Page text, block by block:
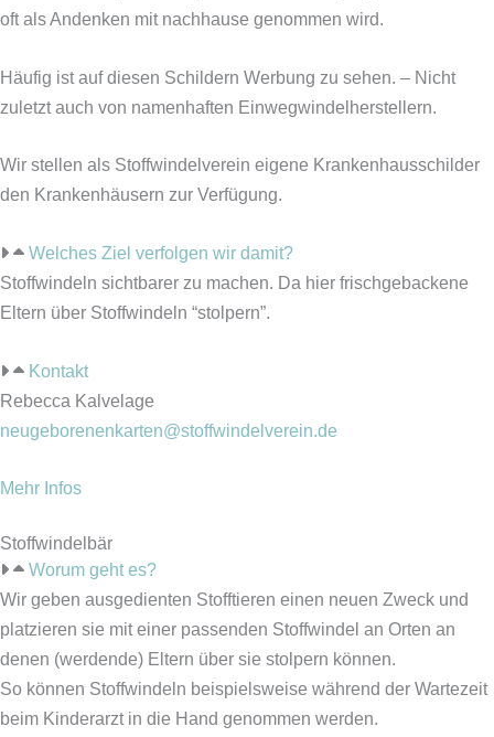
oft als Andenken mit nachhause genommen wird.
Häufig ist auf diesen Schildern Werbung zu sehen. – Nicht
zuletzt auch von namenhaften Einwegwindelherstellern.
Wir stellen als Stoffwindelverein eigene Krankenhausschilder
den Krankenhäusern zur Verfügung.
Welches Ziel verfolgen wir damit?
Stoffwindeln sichtbarer zu machen. Da hier frischgebackene
Eltern über Stoffwindeln “stolpern”.
Kontakt
Rebecca Kalvelage
neugeborenenkarten@stoffwindelverein.de
Mehr Infos
Stoffwindelbär
Worum geht es?
Wir geben ausgedienten Stofftieren einen neuen Zweck und
platzieren sie mit einer passenden Stoffwindel an Orten an
denen (werdende) Eltern über sie stolpern können.
So können Stoffwindeln beispielsweise während der Wartezeit
beim Kinderarzt in die Hand genommen werden.